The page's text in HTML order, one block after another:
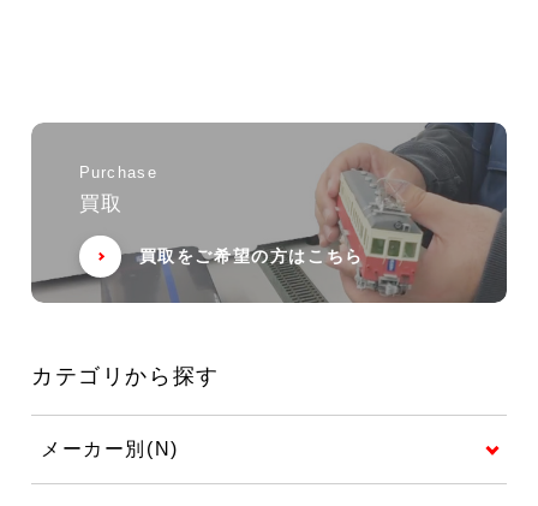
Purchase
買取
買取をご希望の方はこちら
カテゴリから探す
メーカー別(N)